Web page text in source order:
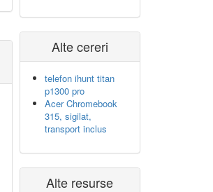
Alte cereri
telefon ihunt titan
p1300 pro
Acer Chromebook
315, sigilat,
transport inclus
Alte resurse